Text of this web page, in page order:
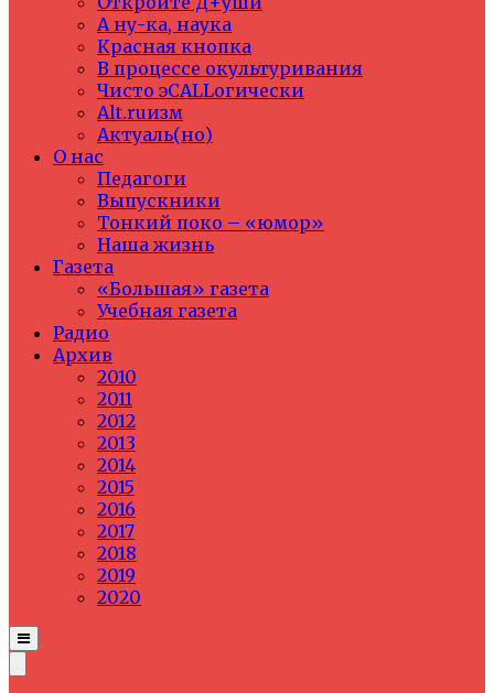
А ну-ка, наука
Красная кнопка
В процессе окультуривания
Чисто эCALLогически
Alt.ruизм
Актуаль(но)
О нас
Педагоги
Выпускники
Тонкий поко – «юмор»
Наша жизнь
Газета
«Большая» газета
Учебная газета
Радио
Архив
2010
2011
2012
2013
2014
2015
2016
2017
2018
2019
2020